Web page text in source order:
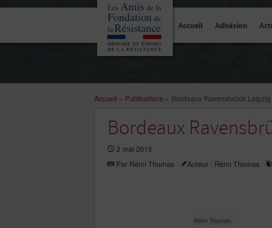
Accueil Adhésion
Accueil » Publications » Bordeaux Ravensbrück
Bordeaux
2 mai 2015
Par Rémi Thomas
Auteur : Rémi Thomas
Panneau de gestion des cookies